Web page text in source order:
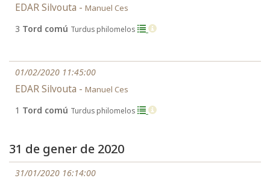
EDAR Silvouta - Manuel Ces
3 Tord comú Turdus philomelos
01/02/2020 11:45:00
EDAR Silvouta - Manuel Ces
1 Tord comú Turdus philomelos
31 de gener de 2020
31/01/2020 16:14:00